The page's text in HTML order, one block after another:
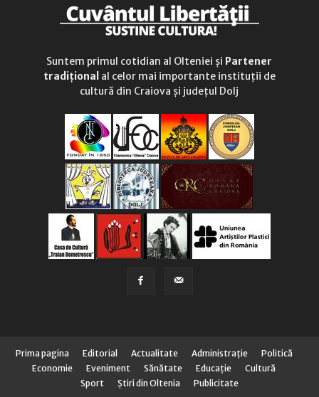
Suntem primul cotidian al Olteniei și Partener
tradițional al celor mai importante instituții de
cultură din Craiova și județul Dolj
Prima pagina Editorial Actualitate Administraţie
Politică
Economie
Eveniment Sănătate Educaţie
Cultură
Sport
Știri din Oltenia Publicitate